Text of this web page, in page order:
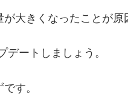
大きくなったことが原
ートしましょう。
す。